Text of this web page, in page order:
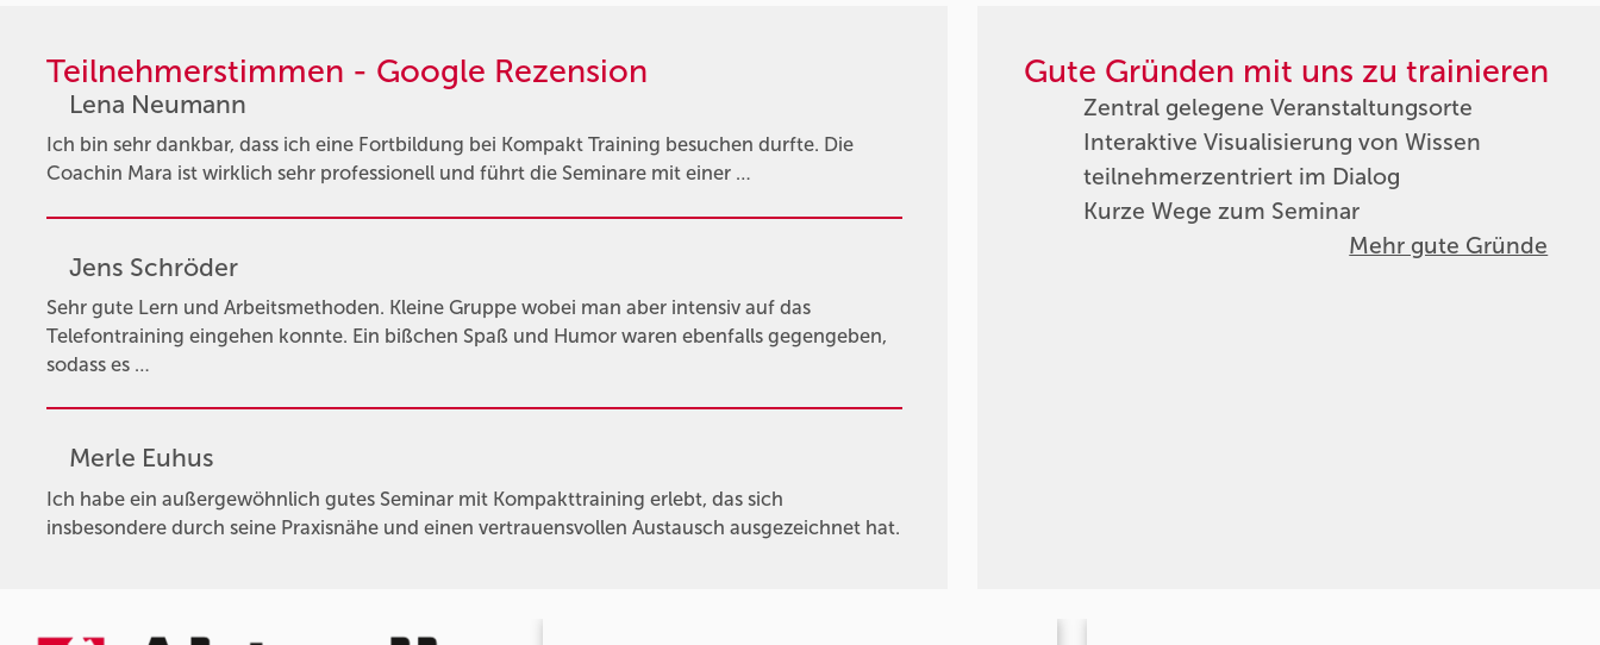
Teilnehmerstimmen - Google Rezension
Lena Neumann
Ich bin sehr dankbar, dass ich eine Fortbildung bei Kompakt Training besuchen durfte. Die
Coachin Mara ist wirklich sehr professionell und führt die Seminare mit einer …
Jens Schröder
Sehr gute Lern und Arbeitsmethoden. Kleine Gruppe wobei man aber intensiv auf das
Telefontraining eingehen konnte. Ein bißchen Spaß und Humor waren ebenfalls gegengeben,
sodass es …
Merle Euhus
Ich habe ein außergewöhnlich gutes Seminar mit Kompakttraining erlebt, das sich
insbesondere durch seine Praxisnähe und einen vertrauensvollen Austausch ausgezeichnet hat.
Gute Gründen mit uns zu trainieren
Zentral gelegene Veranstaltungsorte
Interaktive Visualisierung von Wissen
teilnehmerzentriert im Dialog
Kurze Wege zum Seminar
Mehr gute Gründe